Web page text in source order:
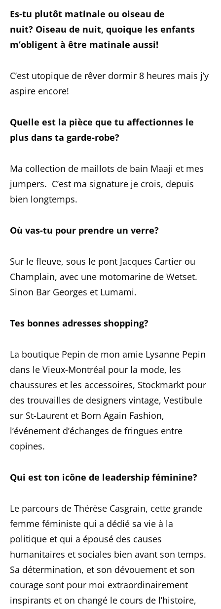
Es-tu plutôt matinale ou oiseau de
nuit? Oiseau de nuit, quoique les enfants
m’obligent à être matinale aussi!
C’est utopique de rêver dormir 8 heures mais j’y
aspire encore!
Quelle est la pièce que tu affectionnes le
plus dans ta garde-robe?
Ma collection de maillots de bain Maaji et mes
jumpers. C’est ma signature je crois, depuis
bien longtemps.
Où vas-tu pour prendre un verre?
Sur le fleuve, sous le pont Jacques Cartier ou
Champlain, avec une motomarine de Wetset.
Sinon Bar Georges et Lumami.
Tes bonnes adresses shopping?
La boutique Pepin de mon amie Lysanne Pepin
dans le Vieux-Montréal pour la mode, les
chaussures et les accessoires, Stockmarkt pour
des trouvailles de designers vintage, Vestibule
sur St-Laurent et Born Again Fashion,
l’événement d’échanges de fringues entre
copines.
Qui est ton icône de leadership féminine?
Le parcours de Thérèse Casgrain, cette grande
femme féministe qui a dédié sa vie à la
politique et qui a épousé des causes
humanitaires et sociales bien avant son temps.
Sa détermination, et son dévouement et son
courage sont pour moi extraordinairement
inspirants et on changé le cours de l’histoire,